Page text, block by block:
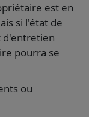
est en
si l'état de
d'entretien
pourra se
ou